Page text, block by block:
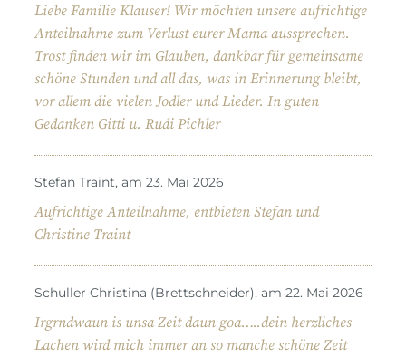
Liebe Familie Klauser! Wir möchten unsere aufrichtige
Anteilnahme zum Verlust eurer Mama aussprechen.
Trost finden wir im Glauben, dankbar für gemeinsame
schöne Stunden und all das, was in Erinnerung bleibt,
vor allem die vielen Jodler und Lieder. In guten
Gedanken Gitti u. Rudi Pichler
Stefan Traint, am 23. Mai 2026
Aufrichtige Anteilnahme, entbieten Stefan und
Christine Traint
Schuller Christina (Brettschneider), am 22. Mai 2026
Irgrndwaun is unsa Zeit daun goa…..dein herzliches
Lachen wird mich immer an so manche schöne Zeit